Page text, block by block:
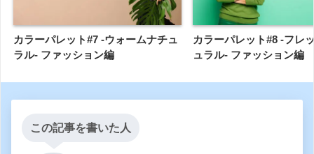
カラーパレット#7 -ウォームナチュ
ラル- ファッション編
カラーパレット#8 -フレ
ュラル- ファッション編
この記事を書いた人